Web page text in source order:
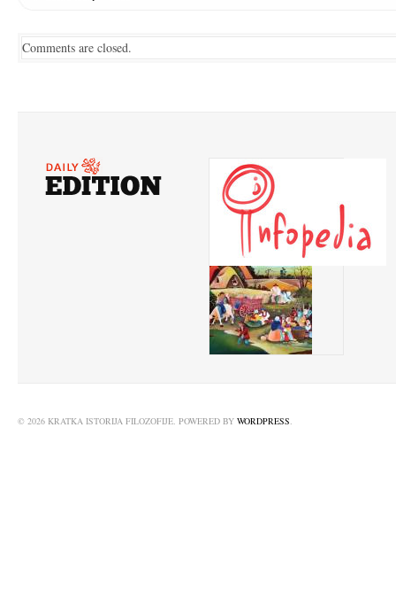
Comments are closed.
© 2026 KRATKA ISTORIJA FILOZOFIJE. POWERED BY WORDPRESS.